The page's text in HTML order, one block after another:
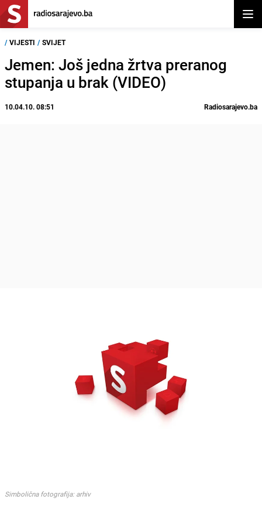
/ VIJESTI / SVIJET
Jemen: Još jedna žrtva preranog
stupanja u brak (VIDEO)
10.04.10. 08:51 Radiosarajevo.ba
Simbolična fotografija: arhiv